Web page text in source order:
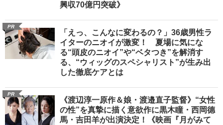
興収70億円突破》
PR
「えっ、こんなに変わるの？」36歳男性ラ
イターのニオイが激変！ 夏場に気にな
る“頭皮のニオイ”や“ベタつき”を解消す
る、“ウィッグのスペシャリスト”が生み出
した徹底ケアとは
PR
《渡辺淳一原作＆娘・渡邉直子監督》“女性
の性”を真摯に描く意欲作に黒木瞳・西岡德
馬・吉田羊が出演決定！《映画『月がみて